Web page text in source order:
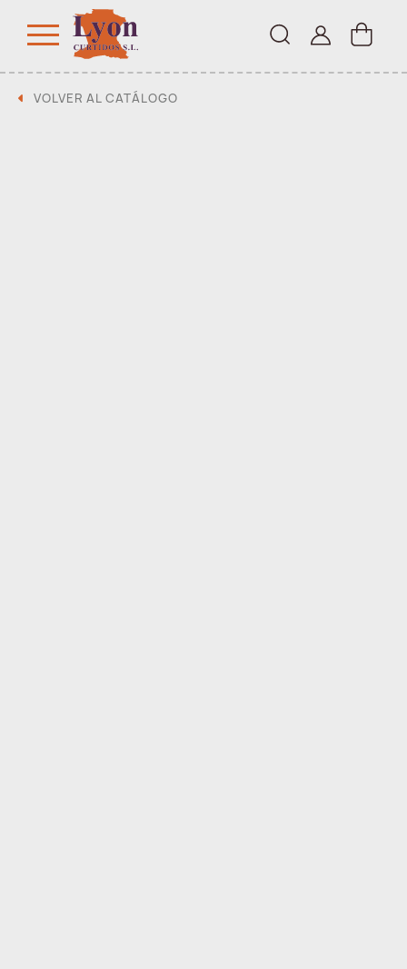
VOLVER AL CATÁLOGO